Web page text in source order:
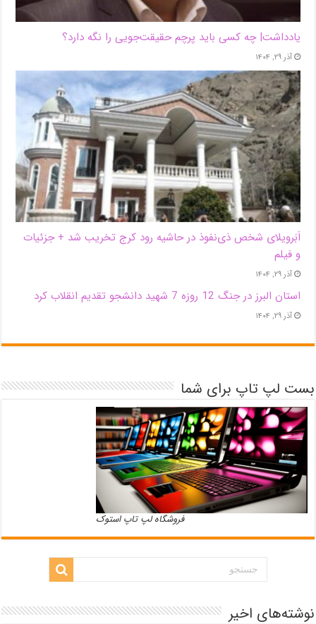
یادداشت| ‌چه کسی باید پرچم حقیقت‌جویی را نگه دارد؟
آذر ۲۹, ۱۴۰۴
اَبَر‌ویلای شخص ذی‌نفوذ در حاشیه‌ رود کرج تخریب شد + جزئیات
و فیلم
آذر ۲۹, ۱۴۰۴
استان البرز در جنگ 12 روزه 7 شهید دانشجو تقدیم انقلاب کرد
آذر ۲۹, ۱۴۰۴
بست لپ تاپ برای شما
فروشگاه لپ تاپ استوک
نوشته‌های اخیر